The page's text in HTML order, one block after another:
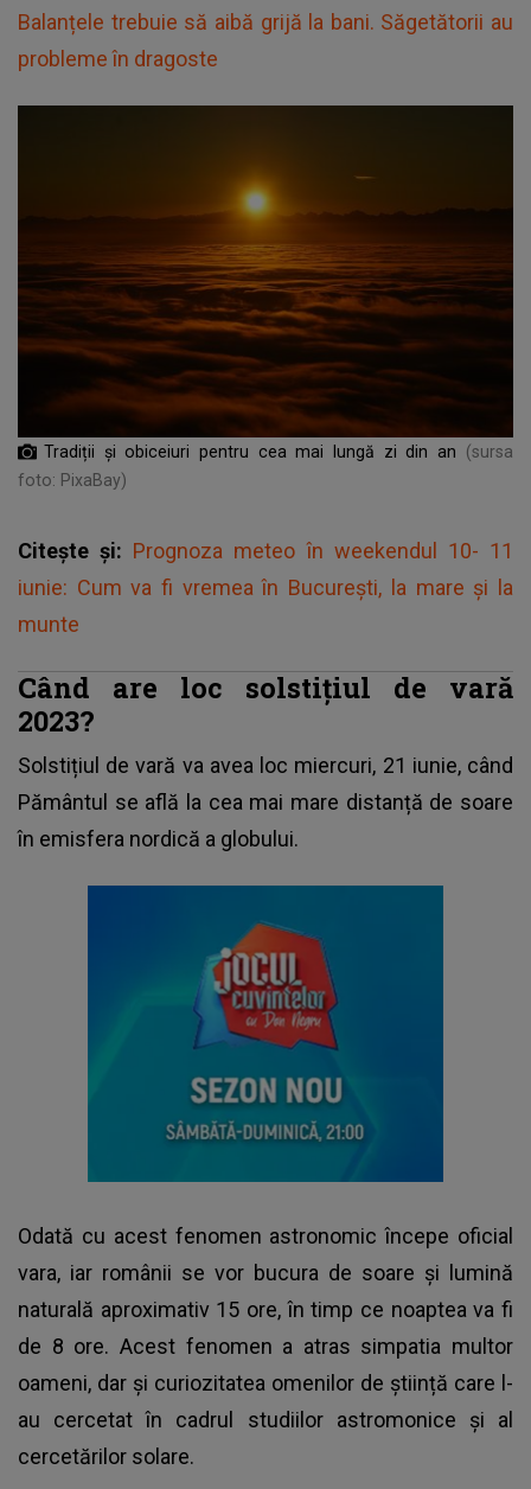
Balanțele trebuie să aibă grijă la bani. Săgetătorii au
probleme în dragoste
Tradiții și obiceiuri pentru cea mai lungă zi din an
(sursa
foto: PixaBay)
Citește și: Prognoza meteo în weekendul 10- 11
iunie: Cum va fi vremea în București, la mare și la
munte
Când are loc solstițiul de vară
2023?
Solstițiul de vară va avea loc miercuri, 21 iunie, când
Pământul se află la cea mai mare distanță de soare
în emisfera nordică a globului.
Odată cu acest fenomen astronomic începe oficial
vara, iar românii se vor bucura de soare și lumină
naturală aproximativ 15 ore, în timp ce noaptea va fi
de 8 ore. Acest fenomen a atras simpatia multor
oameni, dar și curiozitatea omenilor de știință care l-
au cercetat în cadrul studiilor astromonice și al
cercetărilor solare.